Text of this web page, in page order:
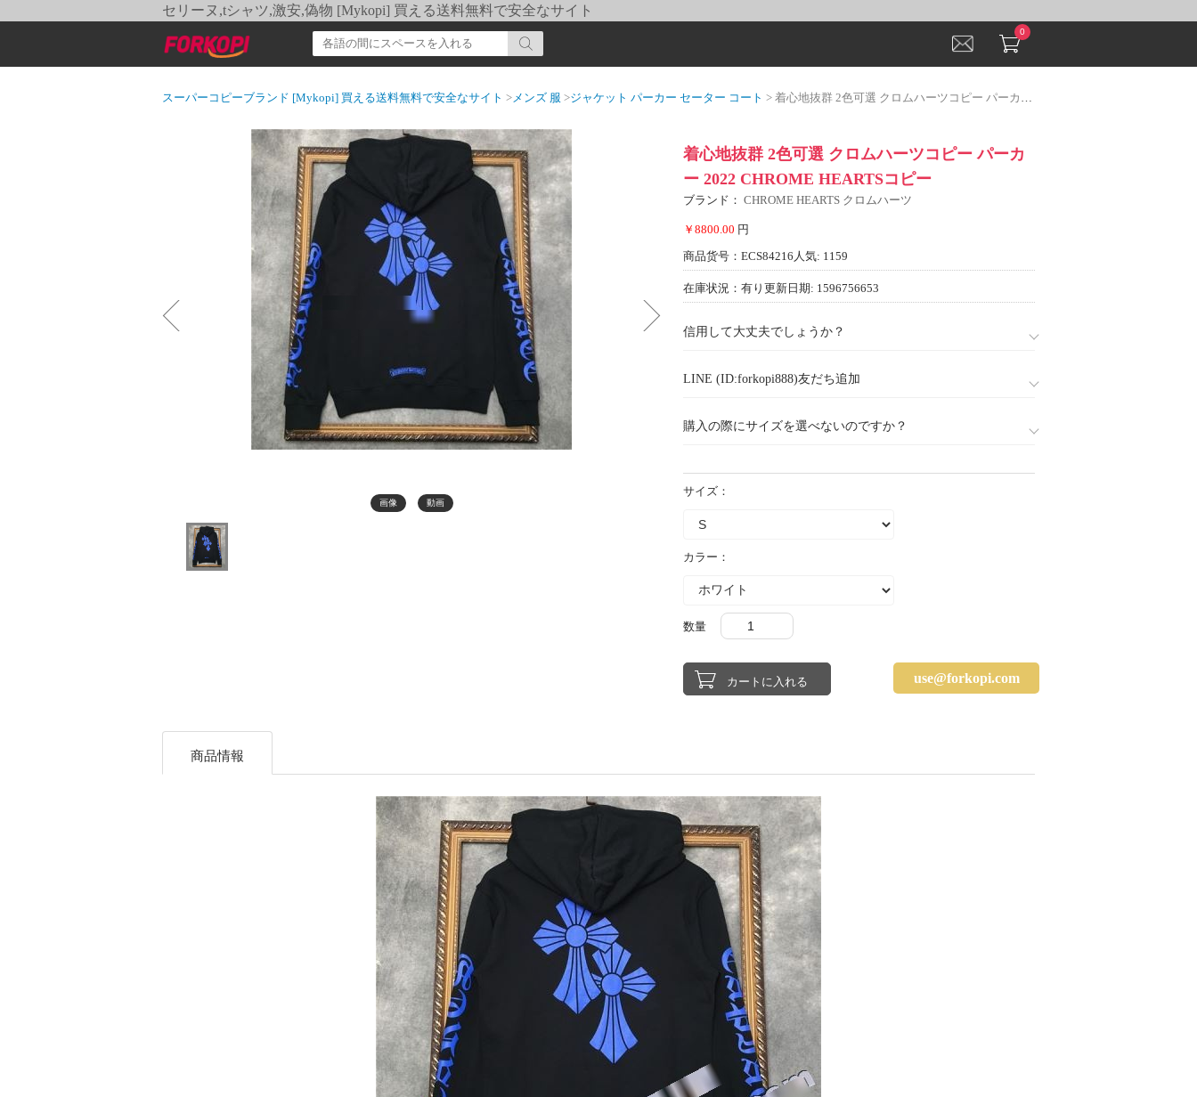
セリーヌ,tシャツ,激安,偽物 [Mykopi] 買える送料無料で安全なサイト
0
スーパーコピーブランド [Mykopi] 買える送料無料で安全なサイト >メンズ 服 >ジャケット パーカー セーター コート > 着心地抜群 2色可選 クロムハーツコピー パーカー 2022 CHROME HEARTSコピー
画像 動画
着心地抜群 2色可選 クロムハーツコピー パーカ
ー 2022 CHROME HEARTSコピー
ブランド： CHROME HEARTS クロムハーツ
￥8800.00 円
商品货号：ECS84216 人気: 1159
在庫状況：有り 更新日期: 1596756653
信用して大丈夫でしょうか？
LINE (ID:forkopi888)友だち追加
購入の際にサイズを選べないのですか？
サイズ：
カラー：
数量
use@forkopi.com
商品情報